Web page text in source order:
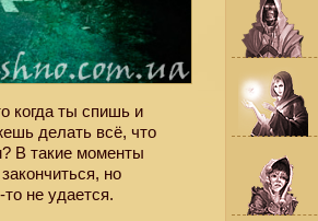
когда ты спишь и
делать всё, что
В такие моменты
но
не удается.